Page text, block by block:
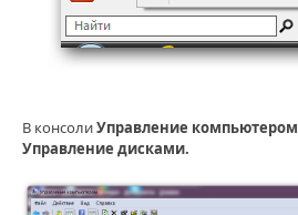
В консолиУправление компьютером
Управление дисками.